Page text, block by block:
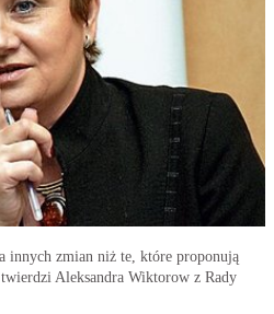
innych zmian niż te, które proponują
Aleksandra Wiktorow z Rady